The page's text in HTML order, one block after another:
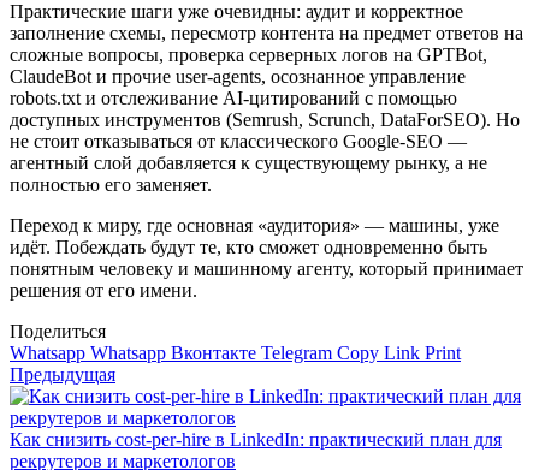
Практические шаги уже очевидны: аудит и корректное
заполнение схемы, пересмотр контента на предмет ответов на
сложные вопросы, проверка серверных логов на GPTBot,
ClaudeBot и прочие user‑agents, осознанное управление
robots.txt и отслеживание AI‑цитирований с помощью
доступных инструментов (Semrush, Scrunch, DataForSEO). Но
не стоит отказываться от классического Google‑SEO —
агентный слой добавляется к существующему рынку, а не
полностью его заменяет.
Переход к миру, где основная «аудитория» — машины, уже
идёт. Побеждать будут те, кто сможет одновременно быть
понятным человеку и машинному агенту, который принимает
решения от его имени.
Поделиться
Whatsapp Whatsapp Вконтакте Telegram Copy Link Print
Предыдущая
Как снизить cost-per-hire в LinkedIn: практический план для
рекрутеров и маркетологов